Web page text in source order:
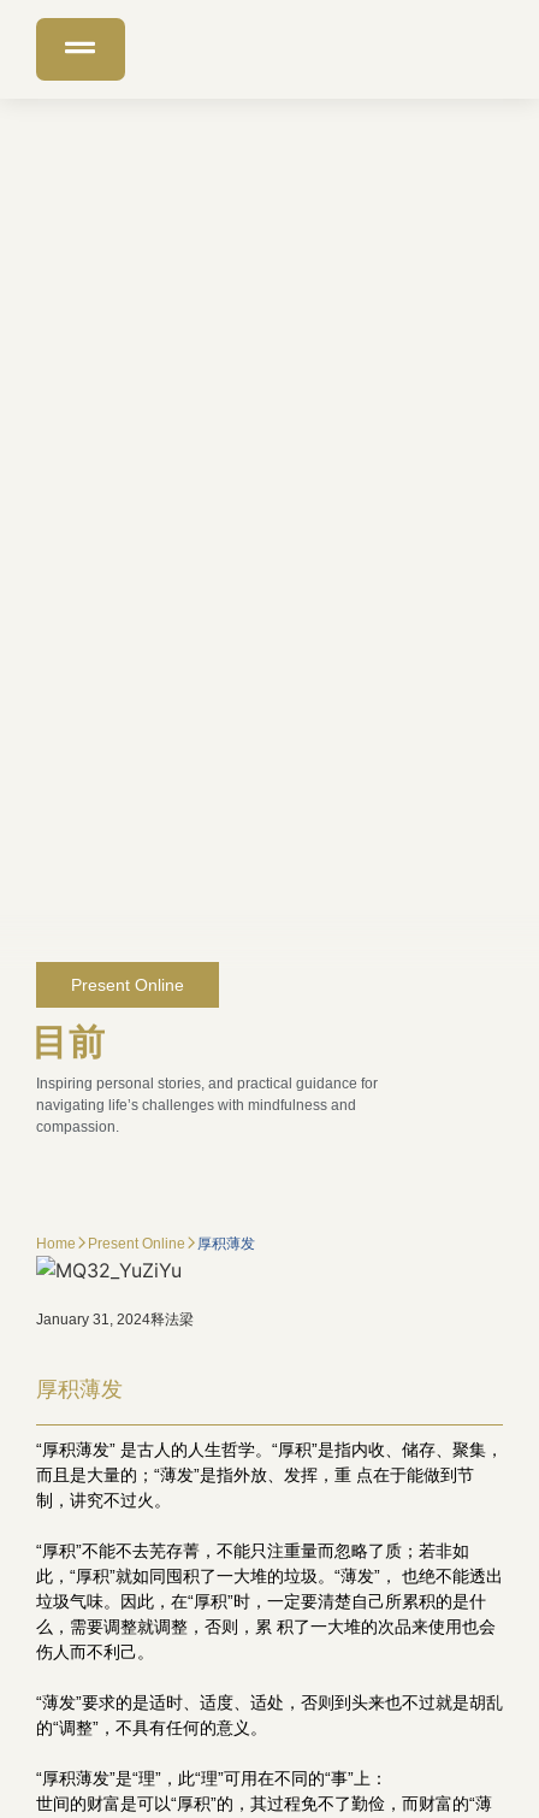
Present Online
目前
Inspiring personal stories, and practical guidance for
navigating life’s challenges with mindfulness and
compassion.
January 31, 2024释法梁
厚积薄发
“厚积薄发” 是古人的人生哲学。“厚积”是指内收、储存、聚集，
而且是大量的；“薄发”是指外放、发挥，重 点在于能做到节
制，讲究不过火。
“厚积”不能不去芜存菁，不能只注重量而忽略了质；若非如
此，“厚积”就如同囤积了一大堆的垃圾。“薄发”， 也绝不能透出
垃圾气味。因此，在“厚积”时，一定要清楚自己所累积的是什
么，需要调整就调整，否则，累 积了一大堆的次品来使用也会
伤人而不利己。
“薄发”要求的是适时、适度、适处，否则到头来也不过就是胡乱
的“调整”，不具有任何的意义。
“厚积薄发”是“理”，此“理”可用在不同的“事”上：
世间的财富是可以“厚积”的，其过程免不了勤俭，而财富的“薄
Home Present Online 厚积薄发